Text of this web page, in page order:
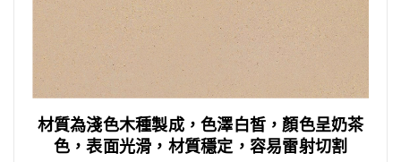
材質為淺色木種製成，色澤白皙，顏色呈奶茶
色，表面光滑，材質穩定，容易雷射切割